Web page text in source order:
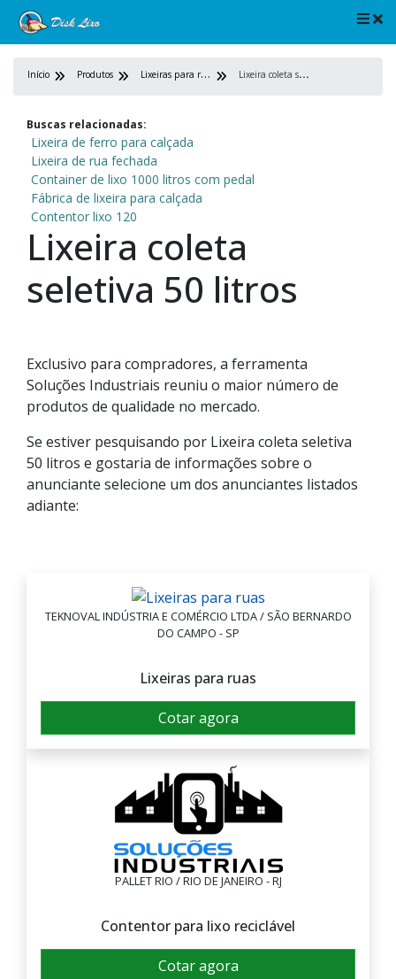
Início Produtos L
ixeiras para ruas L
ixeira coleta seletiva 50 litros
Buscas relacionadas:
Lixeira de ferro para calçada
Lixeira de rua fechada
Container de lixo 1000 litros com pedal
Fábrica de lixeira para calçada
Contentor lixo 120
Lixeira coleta
seletiva 50 litros
Exclusivo para compradores, a ferramenta
Soluções Industriais reuniu o maior número de
produtos de qualidade no mercado.
Se estiver pesquisando por Lixeira coleta seletiva
50 litros e gostaria de informações sobre o
anunciante selecione um dos anunciantes listados
adiante:
TEKNOVAL INDÚSTRIA E COMÉRCIO LTDA / SÃO BERNARDO
DO CAMPO - SP
Lixeiras para ruas
Cotar agora
PALLET RIO / RIO DE JANEIRO - RJ
Contentor para lixo reciclável
Cotar agora